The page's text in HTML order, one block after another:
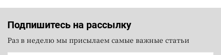
Подпишитесь на рассылку
Раз в неделю мы присылаем самые важные статьи